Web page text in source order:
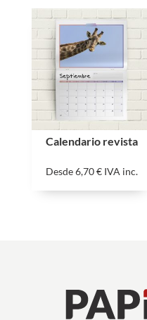
Calendario revista
Desde6,70€ IVA inc.